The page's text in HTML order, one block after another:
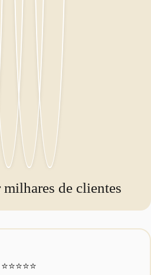
de clientes
⭐⭐⭐⭐⭐